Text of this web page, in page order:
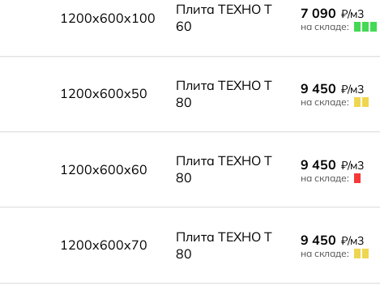
1200x600x100
Плита ТЕХНО Т
60
7 090 ₽/м3
на складе:
1200x600x50
Плита ТЕХНО Т
80
9 450 ₽/м3
на складе:
1200x600x60
Плита ТЕХНО Т
80
9 450 ₽/м3
на складе:
1200x600x70
Плита ТЕХНО Т
80
9 450 ₽/м3
на складе: